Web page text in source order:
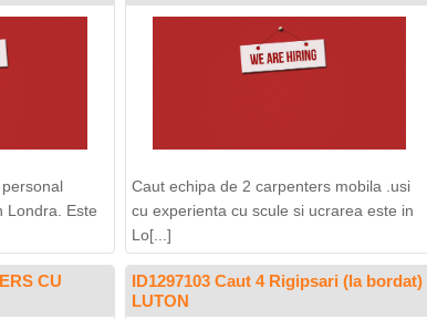
Londra. Este
Caut echipa de 2 carpenters mobila .usi
cu experienta cu scule si ucrarea este in
Lo[...]
CU
ID1297103 Caut 4 Rigipsari (la bordat)
LUTON